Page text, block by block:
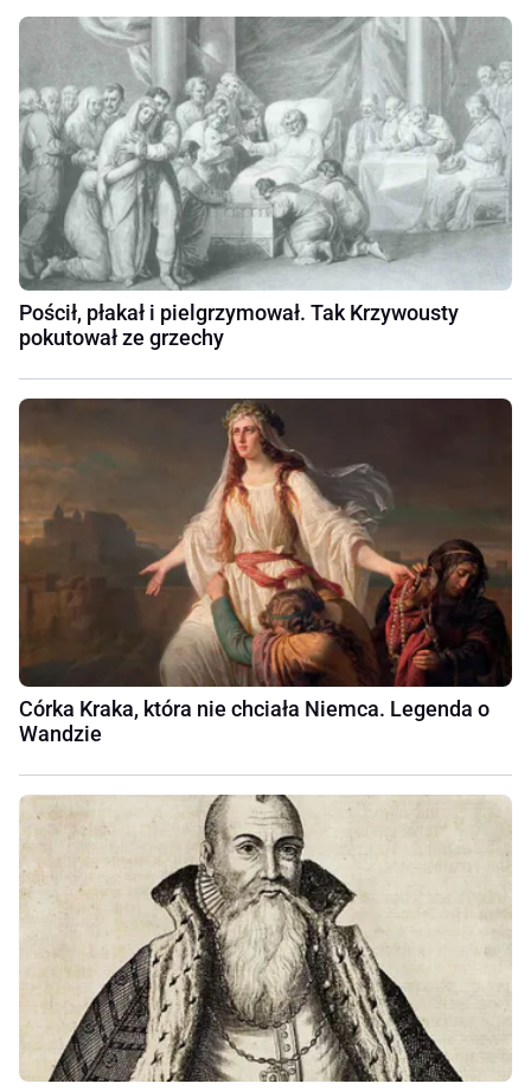
Pościł, płakał i pielgrzymował. Tak Krzywousty
pokutował ze grzechy
Córka Kraka, która nie chciała Niemca. Legenda o
Wandzie